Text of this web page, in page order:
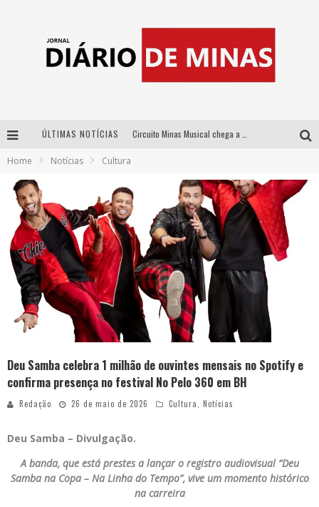
ÚLTIMAS NOTÍCIAS
No clima do Hexa: “Passinho do Brasil”, da DJ Danny Albuquerque, é a música que embala a torcida brasileira na Copa do Mundo 2026
Yan traz a turnê nacional do PagodYANdo para Belo Horizonte
Home Notícias Cultura
Deu Samba celebra 1 milhão de ouvintes mensais no Spotify e
confirma presença no festival No Pelo 360 em BH
Redação 26 de maio de 2026 Cultura, Notícias
Deu Samba – Divulgação.
A banda, que está prestes a lançar o registro audiovisual “Deu
Samba na Copa – Na Linha do Tempo”, vive um momento histórico
na carreira